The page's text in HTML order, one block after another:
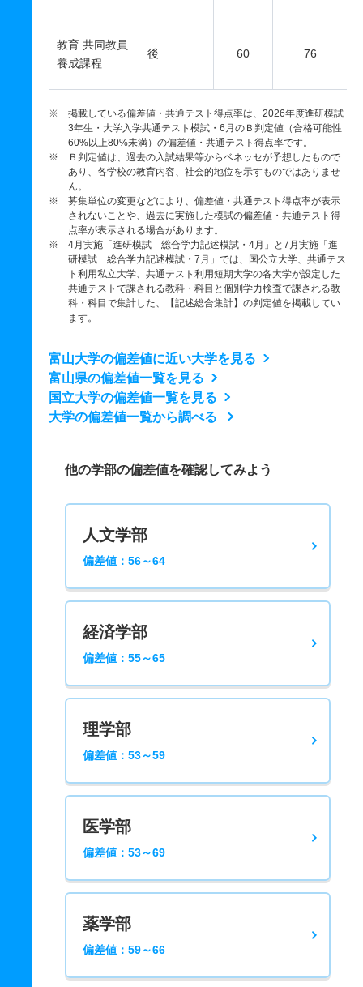
教育 共同教員
養成課程
後 60 76
※ 掲載している偏差値・共通テスト得点率は、2026年度進研模試
3年生・大学入学共通テスト模試・6月のＢ判定値（合格可能性
60%以上80%未満）の偏差値・共通テスト得点率です。
※ Ｂ判定値は、過去の入試結果等からベネッセが予想したもので
あり、各学校の教育内容、社会的地位を示すものではありませ
ん。
※ 募集単位の変更などにより、偏差値・共通テスト得点率が表示
されないことや、過去に実施した模試の偏差値・共通テスト得
点率が表示される場合があります。
※ 4月実施「進研模試 総合学力記述模試・4月」と7月実施「進
研模試 総合学力記述模試・7月」では、国公立大学、共通テス
ト利用私立大学、共通テスト利用短期大学の各大学が設定した
共通テストで課される教科・科目と個別学力検査で課される教
科・科目で集計した、【記述総合集計】の判定値を掲載してい
ます。
富山大学の偏差値に近い大学を見る
富山県の偏差値一覧を見る
国立大学の偏差値一覧を見る
大学の偏差値一覧から調べる
他の学部の偏差値を確認してみよう
人文学部
偏差値：56～64
経済学部
偏差値：55～65
理学部
偏差値：53～59
医学部
偏差値：53～69
薬学部
偏差値：59～66